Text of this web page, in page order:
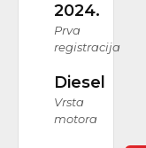
2024.
Prva
registracija
Diesel
Vrsta
motora